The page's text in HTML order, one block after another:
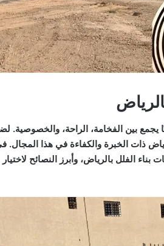
يجمع بين الفخامة، الراحة، والخصوصية.
ذات الخبرة والكفاءة في هذا المجال.
الفلل بالرياض، وأبرز النصائح